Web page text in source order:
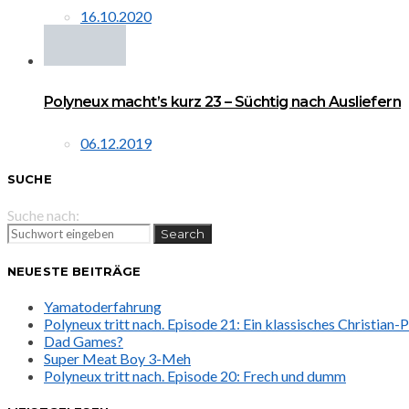
16.10.2020
Polyneux macht’s kurz 23 – Süchtig nach Ausliefern
06.12.2019
SUCHE
Suche nach:
Search
NEUESTE BEITRÄGE
Yamatoderfahrung
Polyneux tritt nach. Episode 21: Ein klassisches Christian-
Dad Games?
Super Meat Boy 3-Meh
Polyneux tritt nach. Episode 20: Frech und dumm